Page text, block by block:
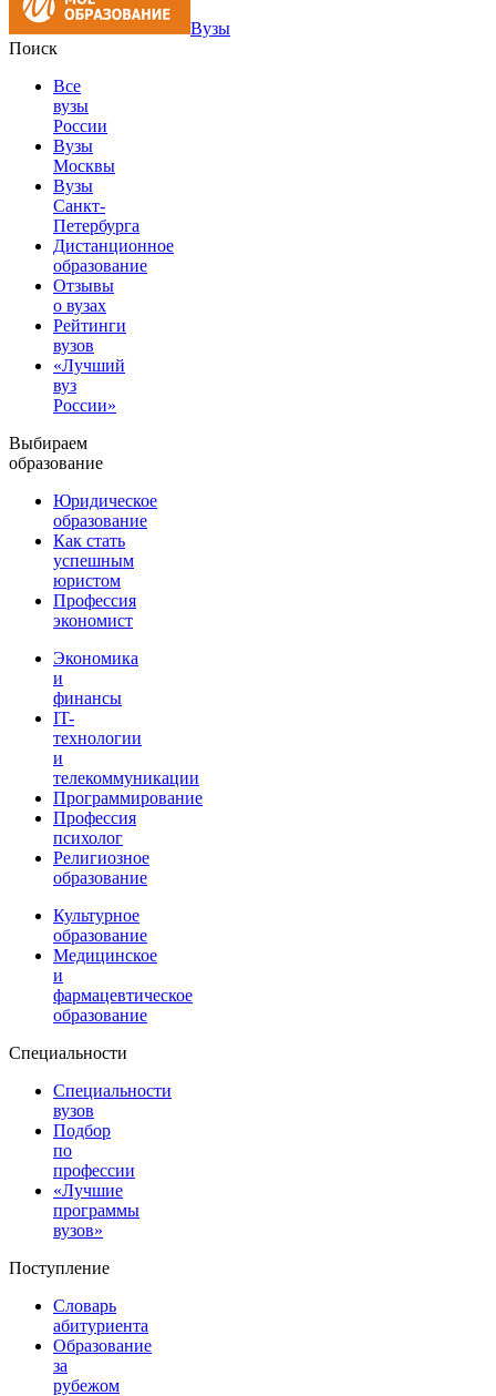
Вузы
Поиск
Все
вузы
России
Вузы
Москвы
Вузы
Санкт-
Петербурга
Дистанционное
образование
Отзывы
о вузах
Рейтинги
вузов
«Лучший
вуз
России»
Выбираем
образование
Юридическое
образование
Как стать
успешным
юристом
Профессия
экономист
Экономика
и
финансы
IT-
технологии
и
телекоммуникации
Программирование
Профессия
психолог
Религиозное
образование
Культурное
образование
Медицинское
и
фармацевтическое
образование
Специальности
Специальности
вузов
Подбор
по
профессии
«Лучшие
программы
вузов»
Поступление
Словарь
абитуриента
Образование
за
рубежом